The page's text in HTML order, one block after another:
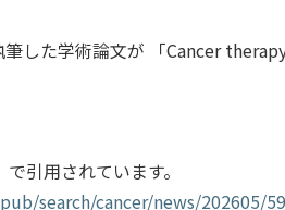
した学術論文が 「Cancer
引用されています。
search/cancer/news/202605/